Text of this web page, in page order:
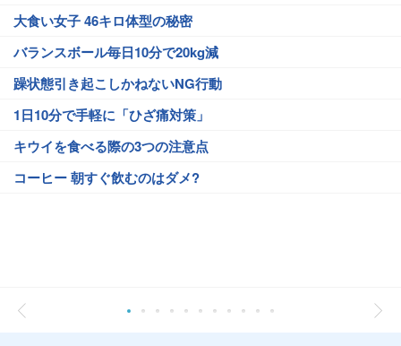
大食い女子 46キロ体型の秘密
バランスボール毎日10分で20kg減
躁状態引き起こしかねないNG行動
1日10分で手軽に「ひざ痛対策」
キウイを食べる際の3つの注意点
コーヒー 朝すぐ飲むのはダメ?